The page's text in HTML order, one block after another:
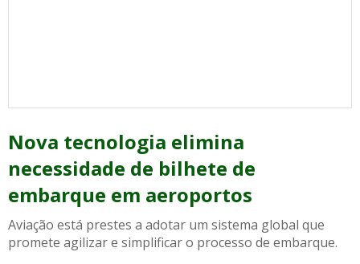
Nova tecnologia elimina
necessidade de bilhete de
embarque em aeroportos
Aviação está prestes a adotar um sistema global que
promete agilizar e simplificar o processo de embarque.